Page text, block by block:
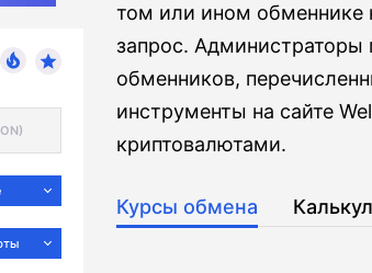
том или ином обменнике
запрос. Администраторы
обменников,
инструменты на сайте
криптовалютами.
Курсы обмена